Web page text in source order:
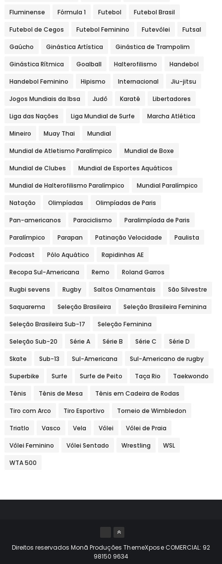
Fluminense Fórmula 1 Futebol Futebol Brasil
Futebol de Cegos Futebol Feminino Futevôlei Futsal
Gaúcho Ginástica Artística Ginástica de Trampolim
Ginástica Rítmica Goalball Halterofilismo Handebol
Handebol Feminino Hipismo Internacional Jiu-jitsu
Jogos Mundiais da Ibsa Judô Karatê Libertadores
Liga das Nações Liga Mundial de Surfe Marcha Atlética
Mineiro Muay Thai Mundial
Mundial de Atletismo Paralímpico Mundial de Boxe
Mundial de Clubes Mundial de Esportes Aquáticos
Mundial de Halterofilismo Paralímpico Mundial Paralímpico
Natação Olimpíadas Olimpíadas de Paris
Pan-americanos Paraciclismo Paralimpíada de Paris
Paralímpico Parapan Patinação Velocidade Paulista
Podcast Pólo Aquático Rapidinhas AE
Recopa Sul-Americana Remo Roland Garros
Rugbi sevens Rugby Saltos Ornamentais São Silvestre
Saquarema Seleção Brasileira Seleção Brasileira Feminina
Seleção Brasileira Sub-17 Seleção Feminina
Seleção Sub-20 Série A Série B Série C Série D
Skate Sub-13 Sul-Americana Sul-Americano de rugby
Superbike Surfe Surfe de Peito Taça Rio Taekwondo
Tênis Tênis de Mesa Tênis em Cadeira de Rodas
Tiro com Arco Tiro Esportivo Torneio de Wimbledon
Triatlo Vasco Vela Vôlei Vôlei de Praia
Vôlei Feminino Vôlei Sentado Wrestling WSL
WTA 500
Direitos reservados Monã Produções ThemeXposeCOMERCIAL: 92
98150 9634